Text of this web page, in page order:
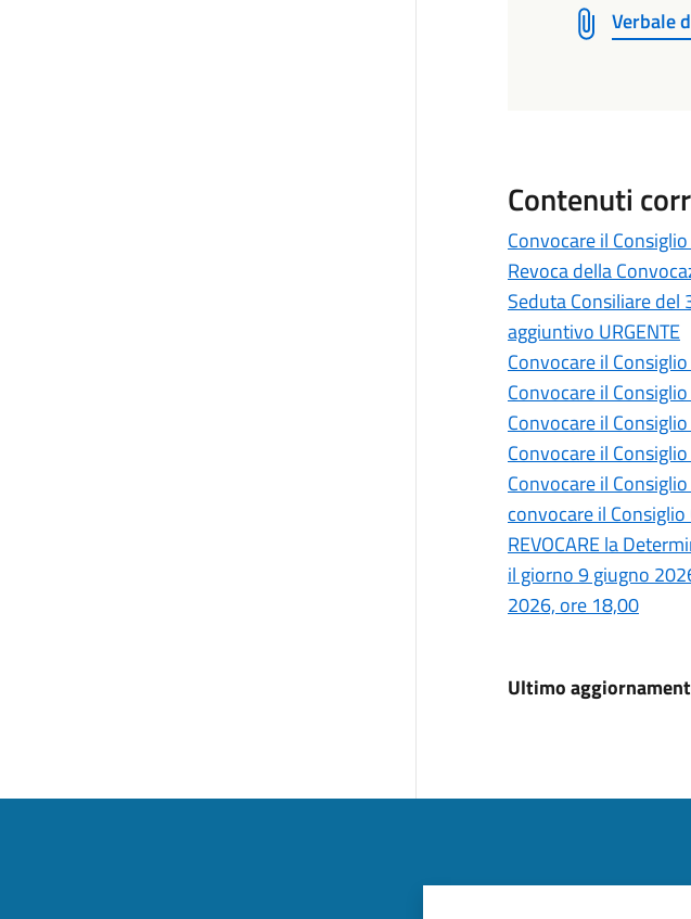
Verbale
Contenuti
Convocare il
Revoca della
Seduta Consiliare
aggiuntivo URGENTE
Convocare il
Convocare il
Convocare il
Convocare il
Convocare il
convocare il
REVOCARE la
il giorno 9 giugno
2026, ore 18,00
Ultimo